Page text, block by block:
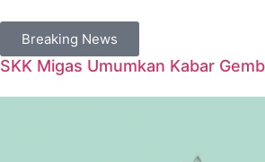
Breaking News
SKK Migas Umumkan Kabar